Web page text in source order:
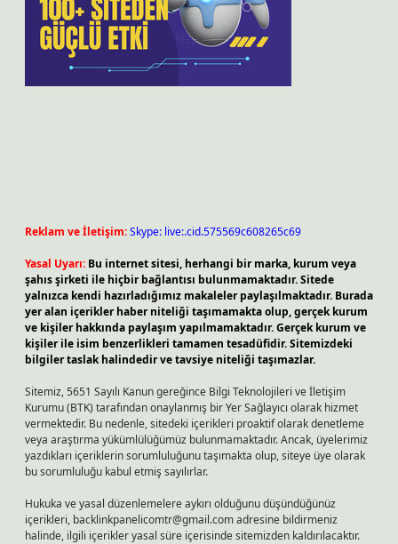
Reklam ve İletişim:Skype: live:.cid.575569c608265c69
Yasal Uyarı: Bu internet sitesi, herhangi bir marka, kurum veya
şahıs şirketi ile hiçbir bağlantısı bulunmamaktadır. Sitede
yalnızca kendi hazırladığımız makaleler paylaşılmaktadır. Burada
yer alan içerikler haber niteliği taşımamakta olup, gerçek kurum
ve kişiler hakkında paylaşım yapılmamaktadır. Gerçek kurum ve
kişiler ile isim benzerlikleri tamamen tesadüfidir. Sitemizdeki
bilgiler taslak halindedir ve tavsiye niteliği taşımazlar.
Sitemiz, 5651 Sayılı Kanun gereğince Bilgi Teknolojileri ve İletişim
Kurumu (BTK) tarafından onaylanmış bir Yer Sağlayıcı olarak hizmet
vermektedir. Bu nedenle, sitedeki içerikleri proaktif olarak denetleme
veya araştırma yükümlülüğümüz bulunmamaktadır. Ancak, üyelerimiz
yazdıkları içeriklerin sorumluluğunu taşımakta olup, siteye üye olarak
bu sorumluluğu kabul etmiş sayılırlar.
Hukuka ve yasal düzenlemelere aykırı olduğunu düşündüğünüz
içerikleri, backlinkpanelicomtr@gmail.comadresine bildirmeniz
halinde, ilgili içerikler yasal süre içerisinde sitemizden kaldırılacaktır.